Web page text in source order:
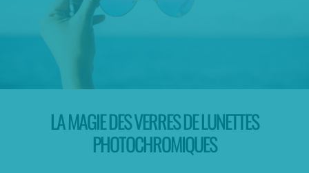
LA MAGIE DES VERRES DE LUNETTES
PHOTOCHROMIQUES